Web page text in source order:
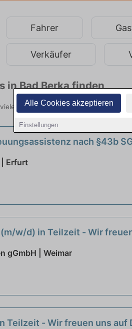
Alle Cookies akzeptieren
Einstellungen
Fahrer
Verkäufer
in Bad Berka finden
Branchen. Jetzt bewerben!
nach §43b
| Erfurt
w/d) in Teilzeit - Wir
gGmbH | Weimar
Teilzeit - Wir freuen uns auf